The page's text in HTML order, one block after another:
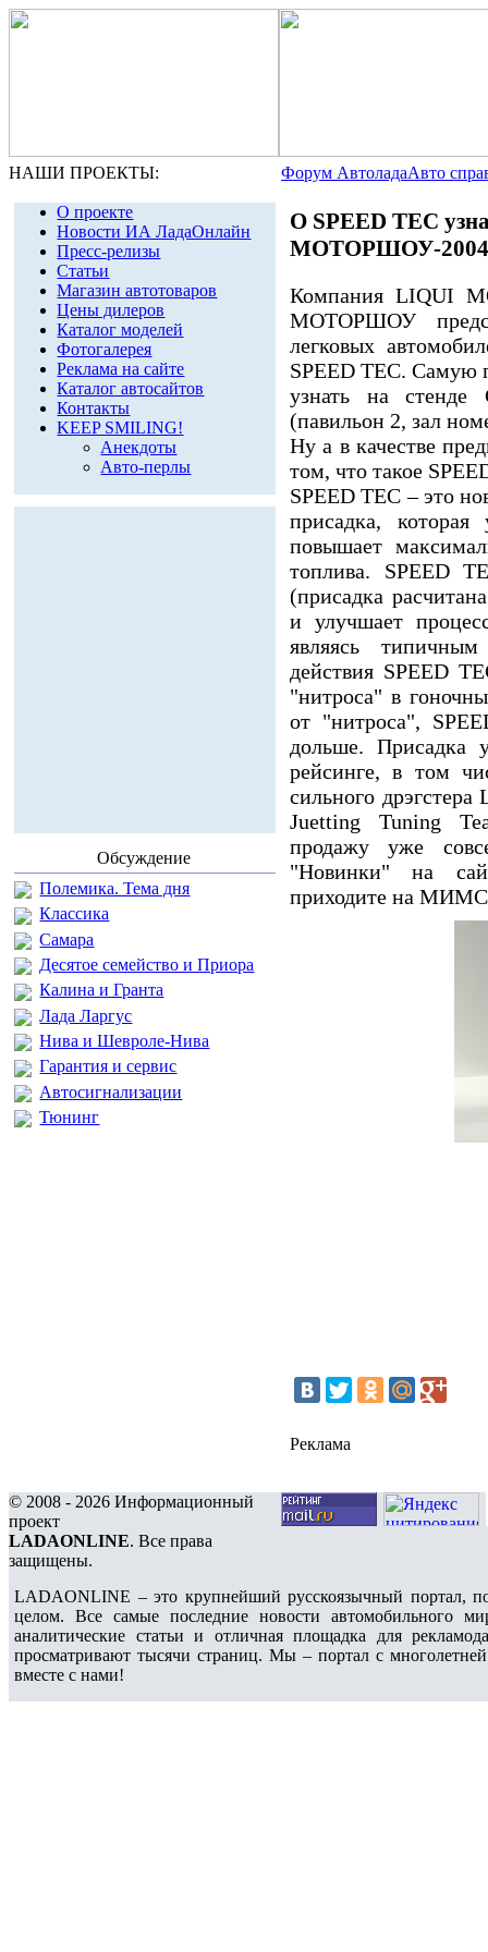
НАШИ ПРОЕКТЫ: Форум АвтоладаАвто
О проекте
Новости ИА ЛадаОнлайн
Пресс-релизы
Статьи
Магазин автотоваров
Цены дилеров
Каталог моделей
Фотогалерея
Реклама на сайте
Каталог автосайтов
Контакты
KEEP SMILING!
Анекдоты
Авто-перлы
Обсуждение
Полемика. Тема дня
Классика
Самара
Десятое семейство и Приора
Калина и Гранта
Лада Ларгус
Нива и Шевроле-Нива
Гарантия и сервис
Автосигнализации
Тюнинг
О SPEED TEC
МОТОРШОУ-2004
Компания LIQUI
МОТОРШОУ
легковых
SPEED TEC.
узнать на
(павильон 2, зал
Ну а в качестве
том, что такое
SPEED TEC – это
присадка, которая
повышает
топлива. SPEED
(присадка
и улучшает
являясь
действия SPEED
"нитроса" в
от "нитроса",
дольше. Присадка
рейсинге, в том
сильного
Juetting Tuning
продажу уже
"Новинки" на
приходите на
Реклама
© 2008 - 2026 Информационный
проект
LADAONLINE. Все права
защищены.
LADAONLINE – это крупнейший русскоязычный портал,
целом. Все самые последние новости автомобильного
аналитические статьи и отличная площадка для
просматривают тысячи страниц. Мы – портал с
вместе с нами!